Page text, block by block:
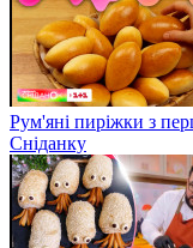
Рум'яні пиріжки з
Сніданку